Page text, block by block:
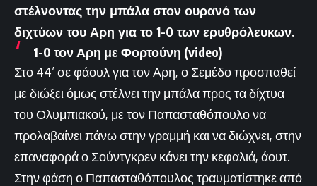
στέλνοντας την μπάλα στον ουρανό των
διχτύων του Αρη για το 1-0 των ερυθρόλευκων.
1-0 τον Αρη με Φορτούνη (video)
Στο 44’ σε φάουλ για τον Αρη, ο Σεμέδο προσπαθεί
με διώξει όμως στέλνει την μπάλα προς τα δίχτυα
του Ολυμπιακού, με τον Παπασταθόπουλο να
προλαβαίνει πάνω στην γραμμή και να διώχνει, στην
επαναφορά ο Σούντγκρεν κάνει την κεφαλιά, άουτ.
Στην φάση ο Παπασταθόπουλος τραυματίστηκε από